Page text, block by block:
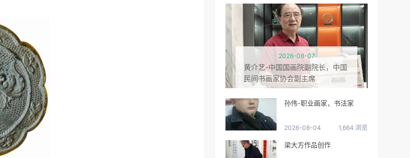
2026-08-07
黄介艺-中国国画院副院长，中国
民间书画家协会副主席
孙伟-职业画家，书法家
2026-08-04 1,664 浏览
梁大方作品创作